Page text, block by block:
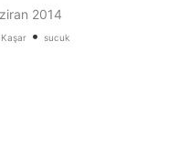
2014
Kaşar • sucuk